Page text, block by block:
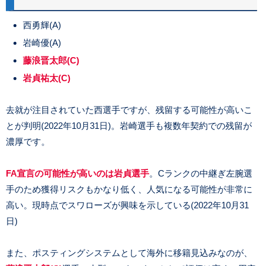
西勇輝(A)
岩崎優(A)
藤浪晋太郎(C)
岩貞祐太(C)
去就が注目されていた西選手ですが、残留する可能性が高いこ
とが判明(2022年10月31日)。岩崎選手も複数年契約での残留が
濃厚です。
FA宣言の可能性が高いのは岩貞選手。Cランクの中継ぎ左腕選
手のため獲得リスクもかなり低く、人気になる可能性が非常に
高い。現時点でスワローズが興味を示している(2022年10月31
日)
また、ポスティングシステムとして海外に移籍見込みなのが、